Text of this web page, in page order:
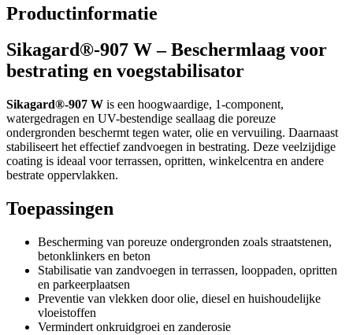
Productinformatie
Sikagard®-907 W – Beschermlaag voor
bestrating en voegstabilisator
Sikagard®-907 W is een hoogwaardige, 1-component,
watergedragen en UV-bestendige seallaag die poreuze
ondergronden beschermt tegen water, olie en vervuiling. Daarnaast
stabiliseert het effectief zandvoegen in bestrating. Deze veelzijdige
coating is ideaal voor terrassen, opritten, winkelcentra en andere
bestrate oppervlakken.
Toepassingen
Bescherming van poreuze ondergronden zoals straatstenen,
betonklinkers en beton
Stabilisatie van zandvoegen in terrassen, looppaden, opritten
en parkeerplaatsen
Preventie van vlekken door olie, diesel en huishoudelijke
vloeistoffen
Vermindert onkruidgroei en zanderosie